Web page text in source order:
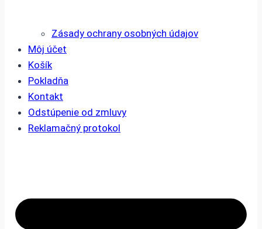
Zásady ochrany osobných údajov
Môj účet
Košík
Pokladňa
Kontakt
Odstúpenie od zmluvy
Reklamačný protokol